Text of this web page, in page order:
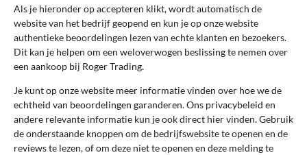
Ze hebben de beste prijzen en alles op
voorraad. Echt superfijn als je aan het
sleutelen bent en je hebt iets snel nodig.
Geven ook goede advies en service! Ik raad
iedereen aan.
0
Review handmatig gecontroleerd en goedgekeurd.
Bekijk ons beleid
Als je hieronder op accepteren klikt, wordt automatisch de
website van het bedrijf geopend en kun je op onze website
authentieke beoordelingen lezen van echte klanten en bezoekers.
Dit kan je helpen om een weloverwogen beslissing te nemen over
een aankoop bij Roger Trading.
Je kunt op onze website meer informatie vinden over hoe we de
echtheid van beoordelingen garanderen. Ons privacybeleid en
andere relevante informatie kun je ook direct hier vinden. Gebruik
de onderstaande knoppen om de bedrijfswebsite te openen en de
reviews te lezen, of om deze niet te openen en deze melding te